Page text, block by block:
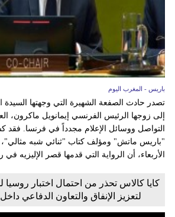
باريس - المغرب اليوم
تصدر حادث الصفعة الشهيرة التي وجهتها السيدة
إلى زوجها الرئيس الفرنسي إيمانويل ماكرون،
التواصل ووسائل الإعلام مجدداً في فرنسا.
"باريس ماتش" ومؤلف كتاب "ثنائي شبه مثالي"،
الأربعاء، أن الرواية التي قدمها قصر الإليزيه في ربيع
كايا كالاس تحذر من احتمال اختبار روسيا
لتعزيز الإنفاق والتعاون الدفاعي داخل